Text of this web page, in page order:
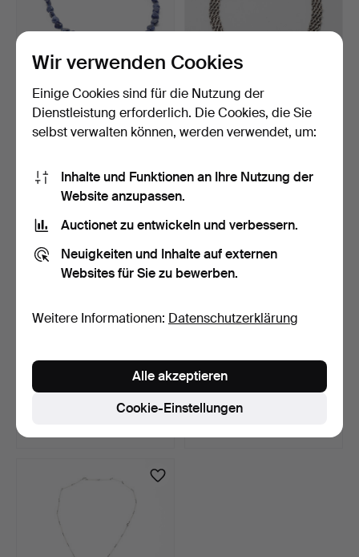
COLLIER, Lapislazuli,
Verschluss aus 18K G…
6 Tage
HALSKETTE, Silber, SGH
Södertälje, 1964.
7 Tage
ANHÄNGER, 18K Gold und
7 Tage
HALSKETTE 18K Gold.
8 Tage
1 Gebot
Wir verwenden Cookies
Einige Cookies sind für die Nutzung der
Dienstleistung erforderlich. Die Cookies, die Sie
selbst verwalten können, werden verwendet, um:
Inhalte und Funktionen an Ihre Nutzung der
Website anzupassen.
Auctionet zu entwickeln und verbessern.
Neuigkeiten und Inhalte auf externen
Websites für Sie zu bewerben.
Weitere Informationen: Datenschutzerklärung
Cookie-Einstellungen
Alle akzeptieren